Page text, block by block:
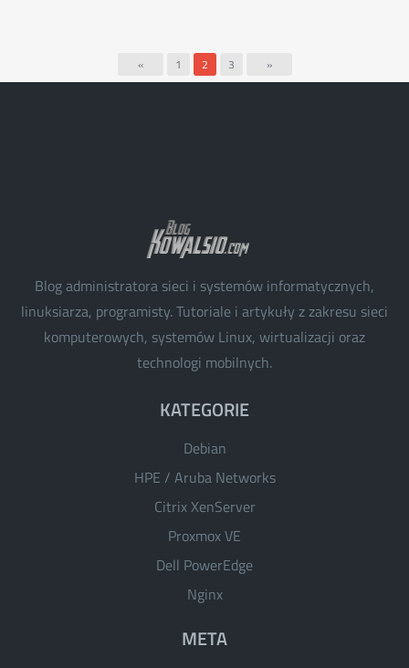
« 1 2 3 »
Blog administratora sieci i systemów informatycznych,
linuksiarza, programisty. Tutoriale i artykuły z zakresu sieci
komputerowych, systemów Linux, wirtualizacji oraz
technologi mobilnych.
KATEGORIE
Debian
HPE / Aruba Networks
Citrix XenServer
Proxmox VE
Dell PowerEdge
Nginx
META